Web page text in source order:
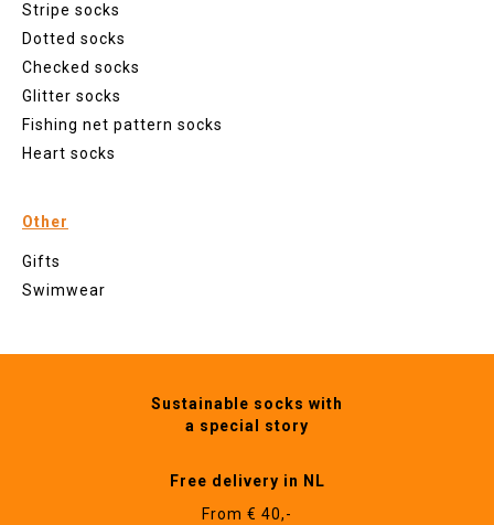
Stripe socks
Dotted socks
Checked socks
Glitter socks
Fishing net pattern socks
Heart socks
Other
Gifts
Swimwear
Sustainable socks with
a special story
Free delivery in NL
From € 40,-